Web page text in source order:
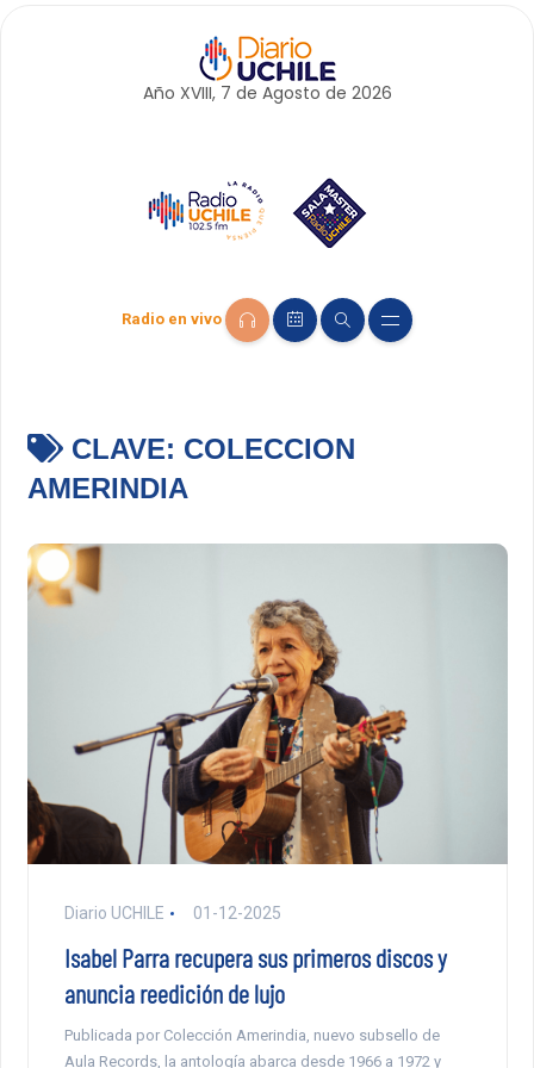
Año XVIII, 7 de Agosto de 2026
Radio en vivo
CLAVE: COLECCION
AMERINDIA
Diario UCHILE 01-12-2025
Isabel Parra recupera sus primeros discos y
anuncia reedición de lujo
Publicada por Colección Amerindia, nuevo subsello de
Aula Records, la antología abarca desde 1966 a 1972 y